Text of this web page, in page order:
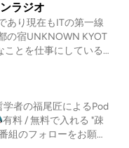
751EzuNXjpgP2i5
A #163
だと思っている人の話
episode/1WgeglhRT5
yori_suna （インス
式コミュニティ http
その他、番組へのお
yorisuna24@gmail.co
ラジオ
あり現在もITの第一線
の宿UNKNOWN KYOT
ことを仕事にしている
す。 . 【ホスト：近藤
取締役社長、株式会社
KYOTO支配人、NP
代表理事、トレイルラ
者の福尾匠によるPod